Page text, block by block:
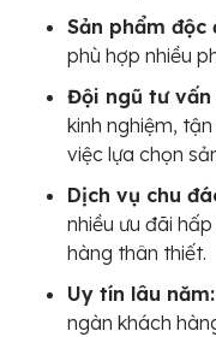
Sản phẩm độc
phù hợp nhiều
Đội ngũ tư vấn
kinh nghiệm,
việc lựa chọn
Dịch vụ chu
nhiều ưu đãi
hàng thân thiết.
Uy tín lâu năm:
ngàn khách